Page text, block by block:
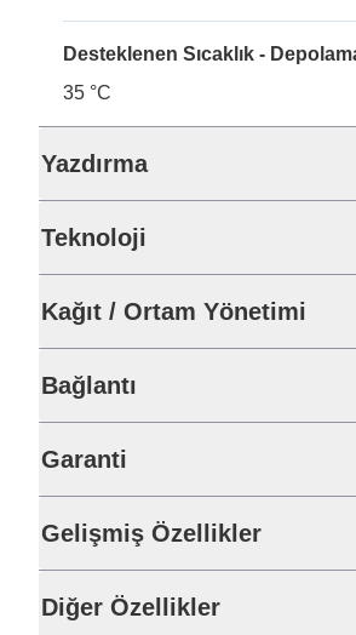
Desteklenen Sıcaklık -
35 °C
Yazdırma
Teknoloji
Kağıt / Ortam Yönetimi
Bağlantı
Garanti
Gelişmiş Özellikler
Diğer Özellikler